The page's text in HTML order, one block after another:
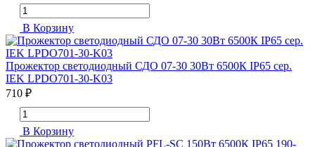
В Корзину
Прожектор светодиодный СДО 07-30 30Вт 6500К IP65 сер.
IEK LPDO701-30-K03
710 ₽
В Корзину